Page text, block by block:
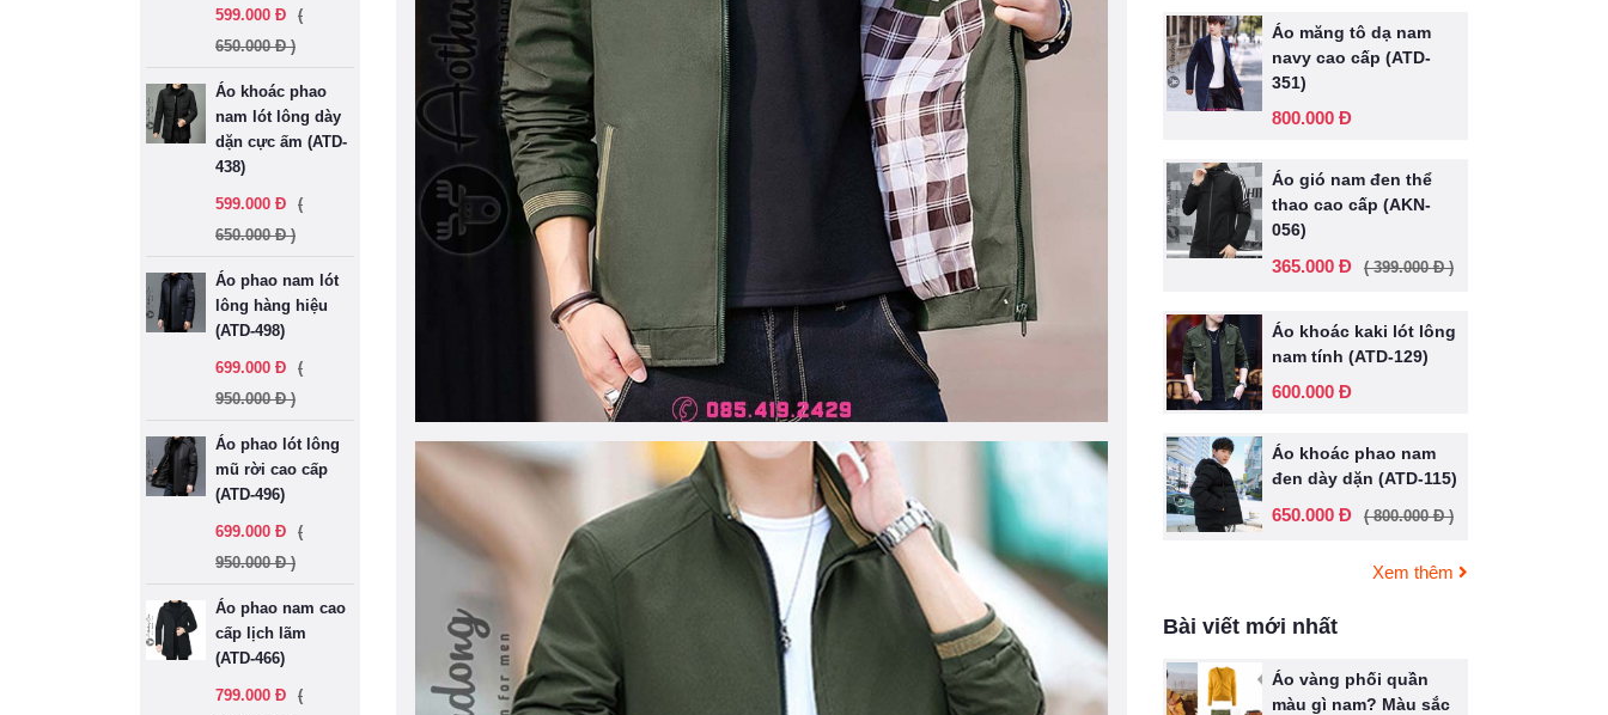
599.000 Đ
(
650.000 Đ )
Áo khoác phao
nam lót lông dày
dặn cực ấm (ATD-
438)
599.000 Đ
(
650.000 Đ )
Áo phao nam lót
lông hàng hiệu
(ATD-498)
699.000 Đ
(
950.000 Đ )
Áo phao lót lông
mũ rời cao cấp
(ATD-496)
699.000 Đ
(
950.000 Đ )
Áo phao nam cao
cấp lịch lãm
(ATD-466)
799.000 Đ
(
Áo măng tô dạ nam
navy cao cấp (ATD-
351)
800.000 Đ
Áo gió nam đen thể
thao cao cấp (AKN-
056)
365.000 Đ ( 399.000 Đ )
Áo khoác kaki lót lông
nam tính (ATD-129)
600.000 Đ
Áo khoác phao nam
đen dày dặn (ATD-115)
650.000 Đ ( 800.000 Đ )
Xem thêm
Bài viết mới nhất
Áo vàng phối quần
màu gì nam? Màu sắc